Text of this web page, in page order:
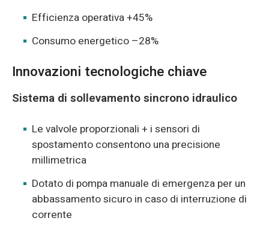
Efficienza operativa +45%
Consumo energetico –28%
Innovazioni tecnologiche chiave
Sistema di sollevamento sincrono idraulico
Le valvole proporzionali + i sensori di
spostamento consentono una precisione
millimetrica
Dotato di pompa manuale di emergenza per un
abbassamento sicuro in caso di interruzione di
corrente